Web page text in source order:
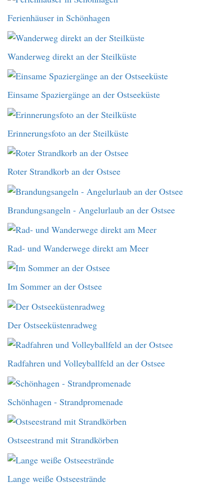
Ferienhäuser in Schönhagen
Wanderweg direkt an der Steilküste
Einsame Spaziergänge an der Ostseeküste
Erinnerungsfoto an der Steilküste
Roter Strandkorb an der Ostsee
Brandungsangeln - Angelurlaub an der Ostsee
Rad- und Wanderwege direkt am Meer
Im Sommer an der Ostsee
Der Ostseeküstenradweg
Radfahren und Volleyballfeld an der Ostsee
Schönhagen - Strandpromenade
Ostseestrand mit Strandkörben
Lange weiße Ostseestrände